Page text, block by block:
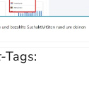
Tags: